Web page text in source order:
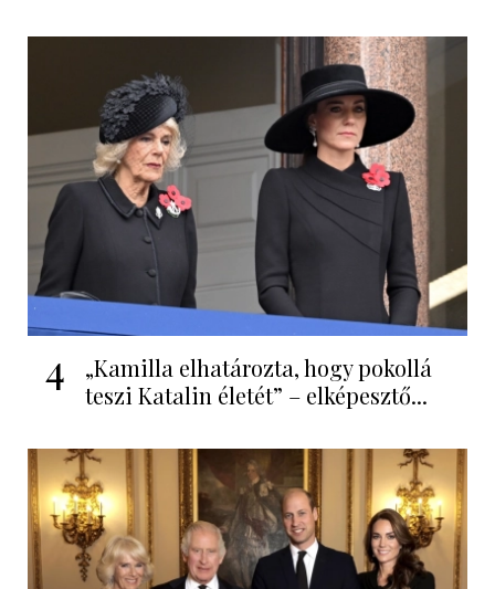
4
„Kamilla elhatározta, hogy pokollá
teszi Katalin életét” – elképesztő...